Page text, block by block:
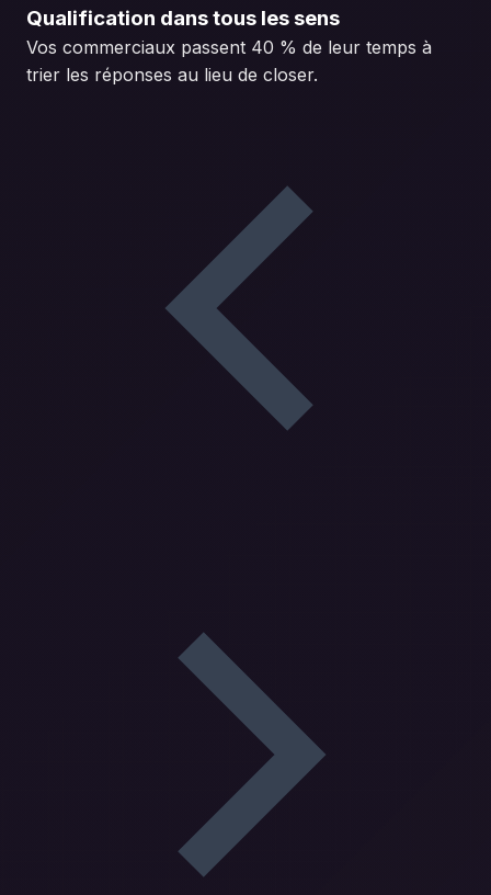
Qualification dans tous les sens
Vos commerciaux passent 40 % de leur temps à
trier les réponses au lieu de closer.